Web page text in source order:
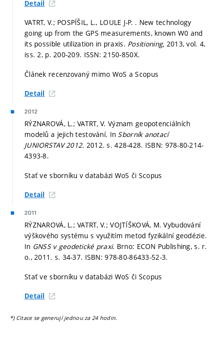
Detail
VATRT, V.; POSPÍŠIL, L., LOULE J-P. . New technology
going up from the GPS measurements, known W0 and
its possible utilization in praxis. Positioning, 2013, vol. 4,
iss. 2, p. 200-209. ISSN: 2150-850X.
Článek recenzovaný mimo WoS a Scopus
Detail
2012
RÝZNAROVÁ, L.; VATRT, V. Význam geopotenciálních
modelů a jejich testování. In Sborník anotací
JUNIORSTAV 2012. 2012.s. 428-428. ISBN: 978-80-214-
4393-8.
Stať ve sborníku v databázi WoS či Scopus
Detail
2011
RÝZNAROVÁ, L.; VATRT, V.; VOJTÍŠKOVÁ, M. Vybudování
výškového systému s využitím metod fyzikální geodézie.
In GNSS v geodetické praxi. Brno: ECON Publishing, s. r.
o., 2011. s. 34-37. ISBN: 978-80-86433-52-3.
Stať ve sborníku v databázi WoS či Scopus
Detail
*) Citace se generují jednou za 24 hodin.